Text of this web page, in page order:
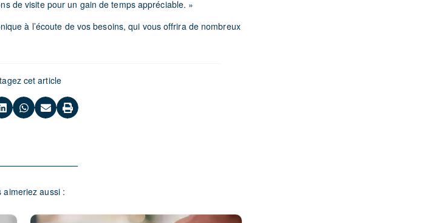
de visite pour un gain de temps appréciable. »
à l’écoute de vos besoins, qui vous offrira de nombreux
cet article
aimeriez aussi :